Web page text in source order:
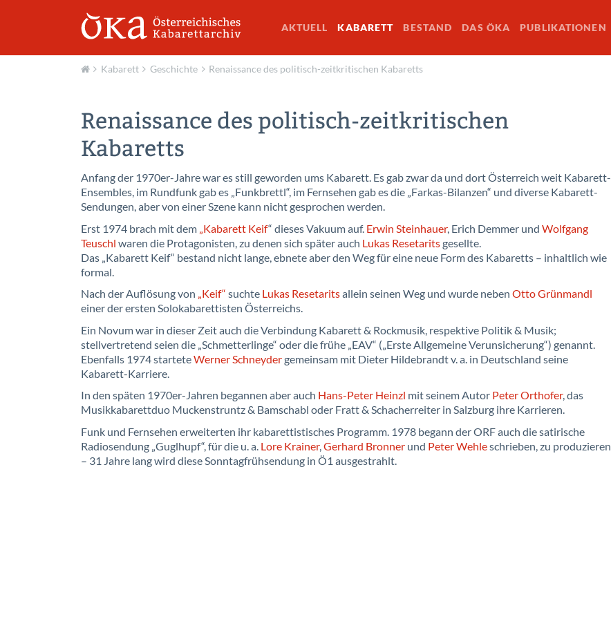
AKTUELL KABARETT BESTAND DAS ÖKA PUBLIKATIONEN
Kabarett Geschichte Renaissance des politisch-zeitkritischen Kabaretts
Renaissance des politisch-zeitkritischen
Kabaretts
Anfang der 1970er-Jahre war es still geworden ums Kabarett. Es gab zwar da und dort Österreich weit Kabarett-
Ensembles, im Rundfunk gab es „Funkbrettl“, im Fernsehen gab es die „Farkas-Bilanzen“ und diverse Kabarett-
Sendungen, aber von einer Szene kann nicht gesprochen werden.
Erst 1974 brach mit dem „Kabarett Keif“ dieses Vakuum auf. Erwin Steinhauer, Erich Demmer und Wolfgang
Teuschl waren die Protagonisten, zu denen sich später auch Lukas Resetaritsgesellte.
Das „Kabarett Keif“ bestand nicht lange, ebnete aber den Weg für eine neue Form des Kabaretts – inhaltlich wie
formal.
Nach der Auflösung von „Keif“ suchte Lukas Resetaritsallein seinen Weg und wurde neben Otto Grünmandl
einer der ersten Solokabarettisten Österreichs.
Ein Novum war in dieser Zeit auch die Verbindung Kabarett & Rockmusik, respektive Politik & Musik;
stellvertretend seien die „Schmetterlinge“ oder die frühe „EAV“ („Erste Allgemeine Verunsicherung“) genannt.
Ebenfalls 1974 starteteWerner Schneydergemeinsam mit Dieter Hildebrandt v. a. in Deutschland seine
Kabarett-Karriere.
In den späten 1970er-Jahren begannen aber auch Hans-Peter Heinzl mit seinem Autor Peter Orthofer, das
Musikkabarettduo Muckenstruntz & Bamschabl oder Fratt & Schacherreiter in Salzburg ihre Karrieren.
Funk und Fernsehen erweiterten ihr kabarettistisches Programm. 1978 begann der ORF auch die satirische
Radiosendung „Guglhupf“, für die u. a. Lore Krainer,Gerhard Bronner und Peter Wehleschrieben, zu produzieren
– 31 Jahre lang wird diese Sonntagfrühsendung in Ö1 ausgestrahlt.